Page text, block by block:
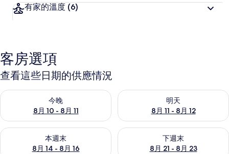
有家的溫度 (6)
客房選項
查看這些日期的供應情況
今晚
8月 10 - 8月 11
查看今晚 (8月 10 - 8月 11) 的供應情況
明天
8月 11 - 8月 12
查看明天 (8月 11 - 8月 12) 的供
本週末
8月 14 - 8月 16
查看本週末 (8月 14 - 8月 16) 的供應情況
下週末
8月 21 - 8月 23
查看下週末 (8月 21 - 8月 23)